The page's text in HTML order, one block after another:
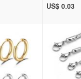
US$ 0.03